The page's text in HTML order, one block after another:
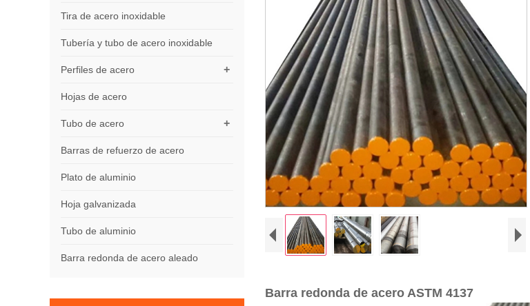
Barra redonda de acero ASTM 4137
Tira de acero inoxidable
Tubería y tubo de acero inoxidable
+
Perfiles de acero
Hojas de acero
+
Tubo de acero
Barras de refuerzo de acero
Plato de aluminio
Hoja galvanizada
Tubo de aluminio
Barra redonda de acero aleado